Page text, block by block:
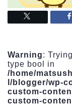
Warning:
type bool in
/home/
l/blogger/wp-
custom-
custom-